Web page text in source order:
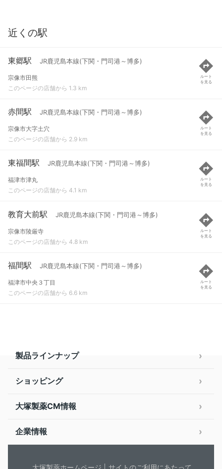
近くの駅
東郷駅 JR鹿児島本線(下関・門司港～博多)
宗像市田熊
このページの店舗から 1.3 km
ルート
を見る
赤間駅 JR鹿児島本線(下関・門司港～博多)
宗像市大字土穴
このページの店舗から 2.9 km
ルート
を見る
東福間駅 JR鹿児島本線(下関・門司港～博多)
福津市津丸
このページの店舗から 4.1 km
ルート
を見る
教育大前駅 JR鹿児島本線(下関・門司港～博多)
宗像市陵厳寺
このページの店舗から 4.8 km
ルート
を見る
福間駅 JR鹿児島本線(下関・門司港～博多)
福津市中央３丁目
このページの店舗から 6.6 km
ルート
を見る
製品ラインナップ
ショッピング
大塚製薬CM情報
企業情報